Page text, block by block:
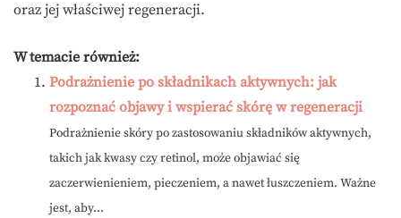
oraz jej właściwej regeneracji.
W temacie również:
Podrażnienie po składnikach aktywnych: jak
rozpoznać objawy i wspierać skórę w regeneracji
Podrażnienie skóry po zastosowaniu składników aktywnych,
takich jak kwasy czy retinol, może objawiać się
zaczerwienieniem, pieczeniem, a nawet łuszczeniem. Ważne
jest, aby...